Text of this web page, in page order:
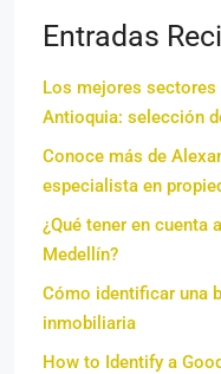
Entradas
Los mejores sectores
Antioquia: selección
Conoce más de
especialista en
¿Qué tener en cuenta
Medellín?
Cómo identificar una
inmobiliaria
How to Identify a